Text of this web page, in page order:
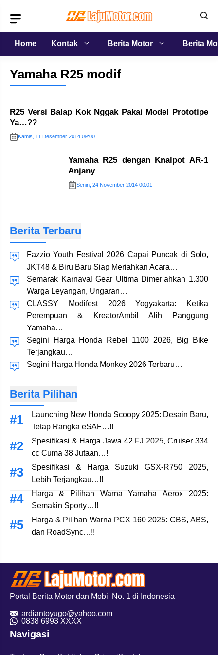
isi
Home
Kontak Berita Motor Berita
Yamaha R25 modif
R25 Versi Balap Kok Nggak Pakai Model Prototipe
Ya…??
Kamis, 11 Desember 2014 09:00
Yamaha R25 dengan Knalpot AR-1
Anjany…
Senin, 24 November 2014 00:01
Berita Terbaru
Fazzio Youth Festival 2026 Capai Puncak di Solo,
JKT48 & Biru Baru Siap Meriahkan Acara…
Semarak Karnaval Gear Ultima Dimeriahkan 1.300
Warga Leyangan, Ungaran…
CLASSY Modifest 2026 Yogyakarta: Ketika
Perempuan & KreatorAmbil Alih Panggung
Yamaha…
Segini Harga Honda Rebel 1100 2026, Big Bike
Terjangkau…
Segini Harga Honda Monkey 2026 Terbaru…
Berita Pilihan
Launching New Honda Scoopy 2025: Desain Baru,
Tetap Rangka eSAF…!!
Spesifikasi & Harga Jawa 42 FJ 2025, Cruiser 334
cc Cuma 38 Jutaan…!!
Spesifikasi & Harga Suzuki GSX-R750 2025,
Lebih Terjangkau…!!
Harga & Pilihan Warna Yamaha Aerox 2025:
Semakin Sporty…!!
Harga & Pilihan Warna PCX 160 2025: CBS, ABS,
dan RoadSync…!!
Portal Berita Motor dan Mobil No. 1 di Indonesia
ardiantoyugo@yahoo.com
0838 6993 XXXX
Navigasi